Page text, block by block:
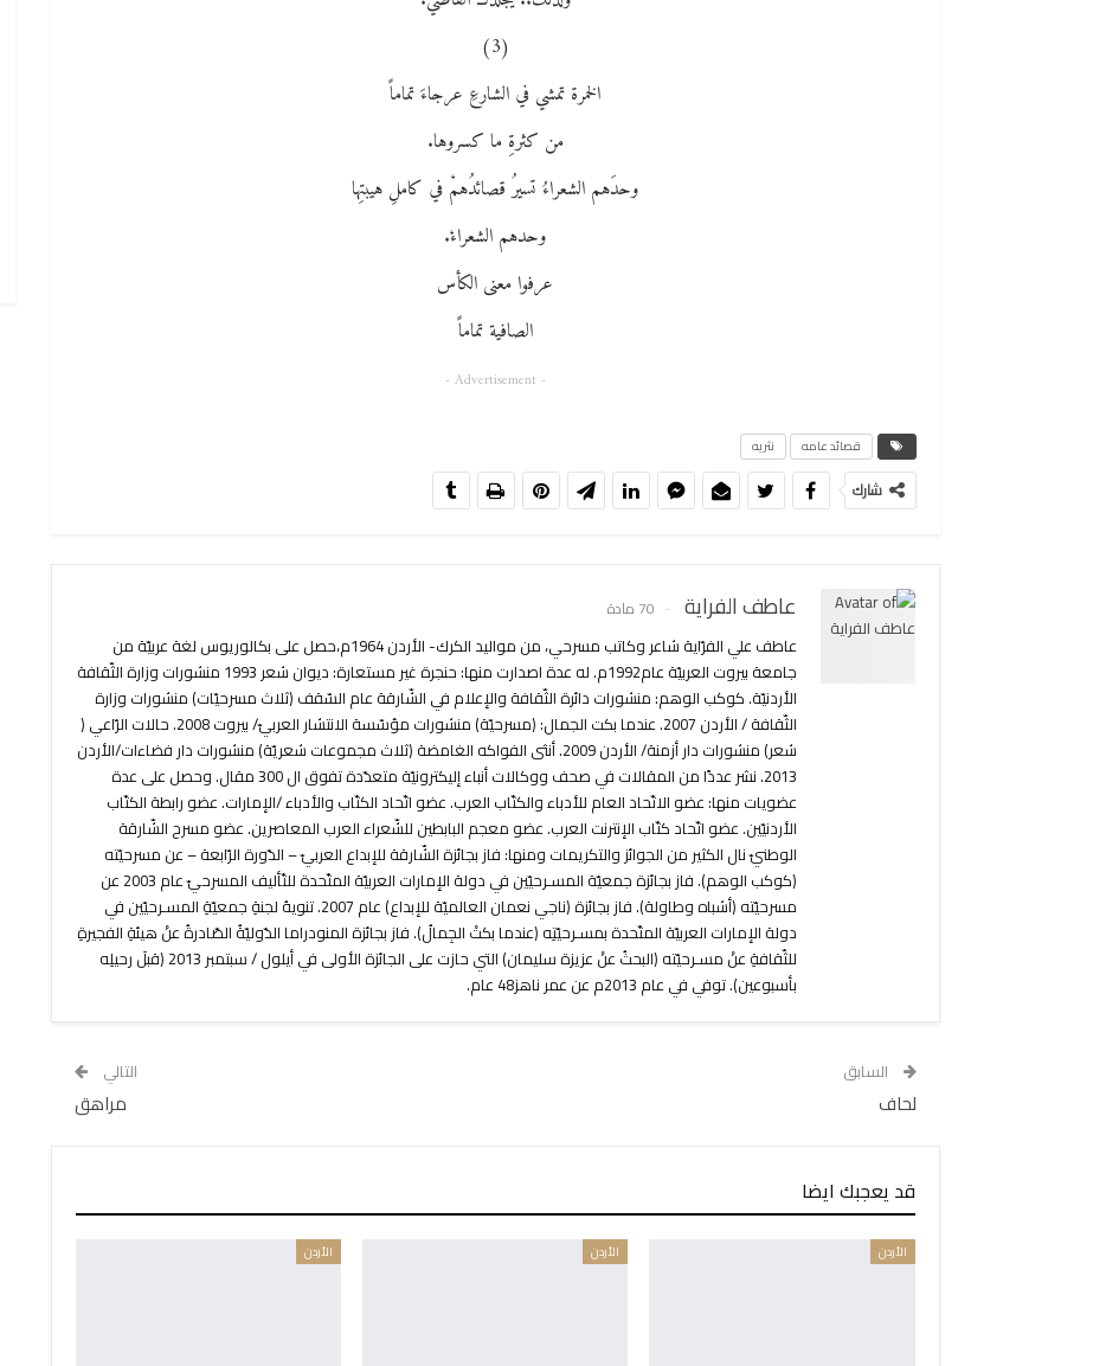
(3)
الخمرة تمشي في الشارعِ عرجاءَ تماماً
من كثرةِ ما كسروها.
وحدَهم الشعراءُ تسيرُ قصائدُهمْ في كاملِ هيبتِها
وحدهم الشعراءْ.
عرفوا معنى الكأس
الصافية تماماً
- Advertisement -
قصائد عامه نثريه
شارك
عاطف الفراية 70 مادة
عاطف علي الفرّاية شاعر وكاتب مسرحي، من مواليد الكرك- الأردن 1964م،حصل على بكالوريوس لغة عربيّة من
جامعة بيروت العربيّة عام1992م. له عدة اصدارت منها: حنجرة غير مستعارة: ديوان شعر 1993 منشورات وزارة الثّقافة
الأردنيّة. كوكب الوهم: منشورات دائرة الثّقافة والإعلام في الشّارقة عام السّقف (ثلاث مسرحيّات) منشورات وزارة
الثّقافة / الأردن 2007. عندما بكت الجمال: (مسرحيّة) منشورات مؤسّسة الانتشار العربيّ/ بيروت 2008. حالات الرّاعي (
شعر) منشورات دار أزمنة/ الأردن 2009. أنثى الفواكه الغامضة (ثلاث مجموعات شعريّة) منشورات دار فضاءات/الأردن
2013. نشر عددًا من المقالات في صحف ووكالات أنباء إليكترونيّة متعدّدة تفوق ال 300 مقال. وحصل على عدة
عضويات منها: عضو الاتّحاد العام للأدباء والكتّاب العرب. عضو اتّحاد الكتّاب والأدباء /الإمارات. عضو رابطة الكتّاب
الأردنيّين. عضو اتّحاد كتّاب الإنترنت العرب. عضو معجم البابطين للشّعراء العرب المعاصرين. عضو مسرح الشّارقة
الوطنيّ نال الكثير من الجوائز والتكريمات ومنها: فاز بجائزة الشّارقة للإبداع العربيّ – الدّورة الرّابعة – عن مسرحيّته
(كوكب الوهم). فاز بجائزة جمعيّة المسـرحيّين في دولة الإمارات العربيّة المتّحدة للتّأليف المسرحيّ عام 2003 عن
مسرحيّته (أشباه وطاولة). فاز بجائزة (ناجي نعمان العالميّة للإبداع) عام 2007. تنويهُ لجنةِ جمعيّةِ المسـرحيّين في
دولة الإمارات العربيّة المتّحدة بمسـرحيّتِه (عندما بكتْ الجِمالُ). فاز بجائزة المنودراما الدّوليّةُ الصّادرةُ عنْ هيئةِ الفجيرةِ
للثّقافةِ عنْ مسـرحيّته (البحثُ عنْ عزيزة سليمان) التي حازت على الجائزة الأولى في أيلول / سبتمبر 2013 (قبلَ رحيلِه
بأسبوعين). توفي في عام 2013م عن عمر ناهز48 عام.
السابق
لحاف
التالي
مراهق
قد يعجبك ايضا
الأردن الأردن الأردن